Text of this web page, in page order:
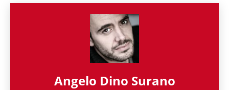
Angelo Dino Surano